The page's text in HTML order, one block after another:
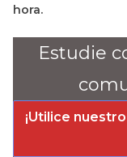
hora.
Estudie
¡Utilice